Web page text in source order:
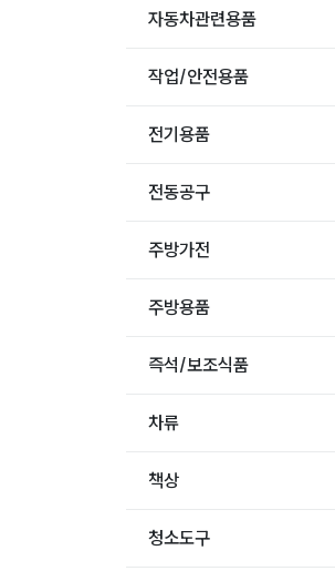
자동차관련용품
작업/안전용품
전기용품
전동공구
주방가전
주방용품
즉석/보조식품
차류
책상
청소도구